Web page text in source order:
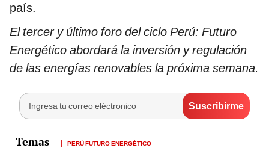
país.
El tercer y último foro del ciclo Perú: Futuro
Energético abordará la inversión y regulación
de las energías renovables la próxima semana.
PERÚ FUTURO ENERGÉTICO